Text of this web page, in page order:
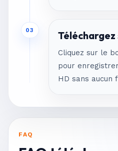
03
Cliquez sur le
pour
HD sans aucun
FAQ